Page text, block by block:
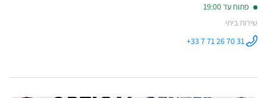
פתוח עד 19:00
שירות ביתי
התקשר לחנות
SAINT-
+33 7 71 26 70 31